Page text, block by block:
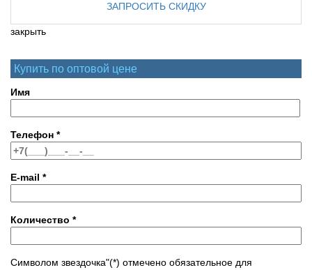
ЗАПРОСИТЬ СКИДКУ
закрыть
Купить по оптовой цене
Имя
Телефон *
E-mail *
Количество *
Символом звездочка"(*) отмечено обязательное для